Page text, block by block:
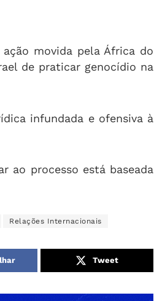
movida pela África do
de praticar genocídio na
infundada e ofensiva à
ao processo está baseada
Relações Internacionais
Tweet